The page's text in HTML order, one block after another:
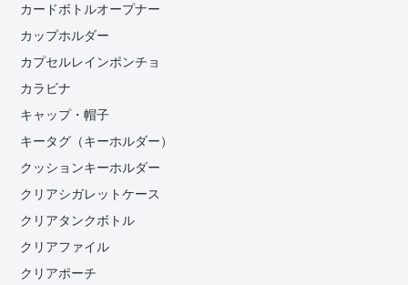
カードボトルオープナー
カップホルダー
カプセルレインポンチョ
カラビナ
キャップ・帽子
キータグ（キーホルダー）
クッションキーホルダー
クリアシガレットケース
クリアタンクボトル
クリアファイル
クリアポーチ